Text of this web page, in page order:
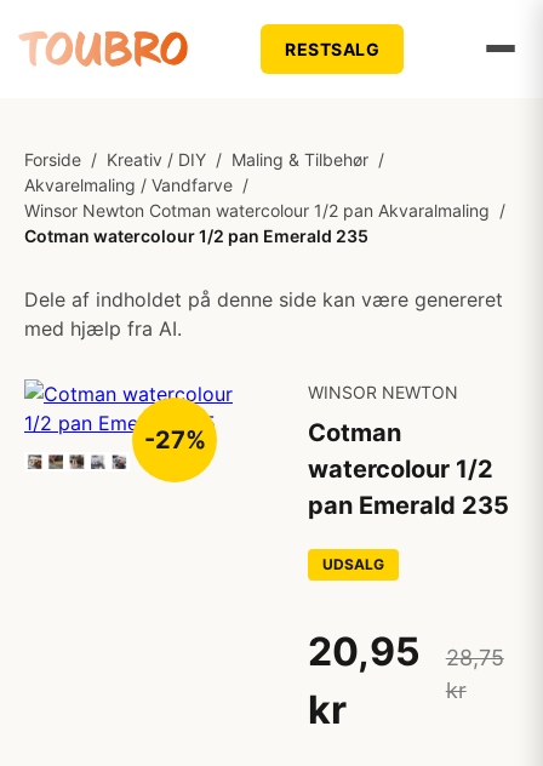
RESTSALG
Forside / Kreativ / DIY / Maling & Tilbehør /
Akvarelmaling / Vandfarve /
Winsor Newton Cotman watercolour 1/2 pan Akvaralmaling /
Cotman watercolour 1/2 pan Emerald 235
Dele af indholdet på denne side kan være genereret
med hjælp fra AI.
-27%
WINSOR NEWTON
Cotman
watercolour 1/2
pan Emerald 235
UDSALG
20,95
kr
28,75
kr